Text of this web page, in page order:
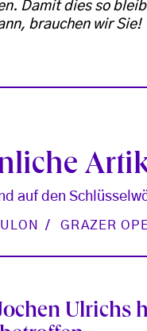
Damit dies so
brauchen wir Sie!
auf den
GRAZER
Ulrichs